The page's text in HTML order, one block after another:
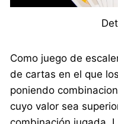
Como juego de
de cartas en el que
poniendo
cuyo valor sea